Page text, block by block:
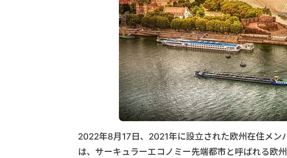
2022年8月17日、2021年に設立された欧州在住メン
は、サーキュラーエコノミー先端都市と呼ばれる欧